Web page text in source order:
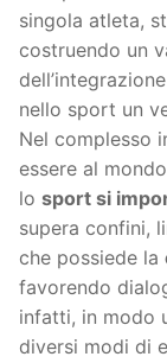
singola atleta,
costruendo un
nello sport un
Nel complesso
essere al
lo sport si
supera confini,
che possiede la
favorendo
infatti, in modo
diversi modi di